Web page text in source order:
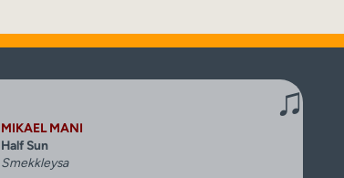
♫
MIKAEL MANI
Half Sun
Smekkleysa